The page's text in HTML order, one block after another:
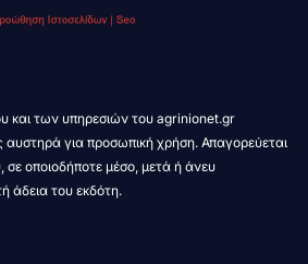
και των υπηρεσιών του agrinionet.gr
αυστηρά για προσωπική χρήση. Απαγορεύεται
οποιοδήποτε μέσο, μετά ή άνευ
άδεια του εκδότη.